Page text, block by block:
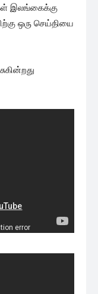
இலங்கைக்கு
ஒரு செய்தியை